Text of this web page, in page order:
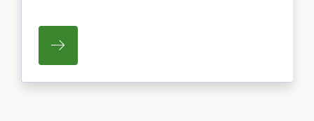
SU REGIONE LAZIO E ARSIAL PORTANO